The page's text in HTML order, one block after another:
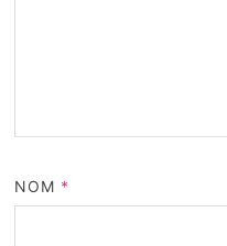
NOM *